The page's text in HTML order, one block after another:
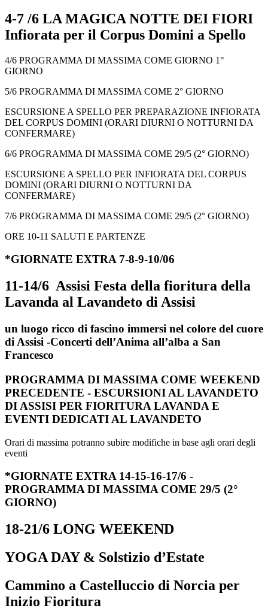
4-7 /6 LA MAGICA NOTTE DEI FIORI
Infiorata per il Corpus Domini a Spello
4/6 PROGRAMMA DI MASSIMA COME GIORNO 1°
GIORNO
5/6 PROGRAMMA DI MASSIMA COME 2° GIORNO
ESCURSIONE A SPELLO PER PREPARAZIONE INFIORATA
DEL CORPUS DOMINI (ORARI DIURNI O NOTTURNI DA
CONFERMARE)
6/6 PROGRAMMA DI MASSIMA COME 29/5 (2° GIORNO)
ESCURSIONE A SPELLO PER INFIORATA DEL CORPUS
DOMINI (ORARI DIURNI O NOTTURNI DA
CONFERMARE)
7/6 PROGRAMMA DI MASSIMA COME 29/5 (2° GIORNO)
ORE 10-11 SALUTI E PARTENZE
*GIORNATE EXTRA 7-8-9-10/06
11-14/6 Assisi Festa della fioritura della
Lavanda al Lavandeto di Assisi
un luogo ricco di fascino immersi nel colore del cuore
di Assisi -Concerti dell’Anima all’alba a San
Francesco
PROGRAMMA DI MASSIMA COME WEEKEND
PRECEDENTE - ESCURSIONI AL LAVANDETO
DI ASSISI PER FIORITURA LAVANDA E
EVENTI DEDICATI AL LAVANDETO
Orari di massima potranno subire modifiche in base agli orari degli
eventi
*GIORNATE EXTRA 14-15-16-17/6 -
PROGRAMMA DI MASSIMA COME 29/5 (2°
GIORNO)
18-21/6 LONG WEEKEND
YOGA DAY & Solstizio d’Estate
Cammino a Castelluccio di Norcia per
Inizio Fioritura